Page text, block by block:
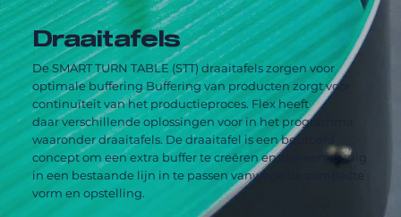
Draaitafels
De SMART TURN TABLE (STT) draaitafels zorgen voor
optimale buffering Buffering van producten zorgt voor
continuïteit van het productieproces. Flex heeft
daar verschillende oplossingen voor in het programma
waaronder draaitafels. De draaitafel is een beproefd
concept om een extra buffer te creëren en zijn eenvoudig
in een bestaande lijn in te passen vanwege de compacte
vorm en opstelling.